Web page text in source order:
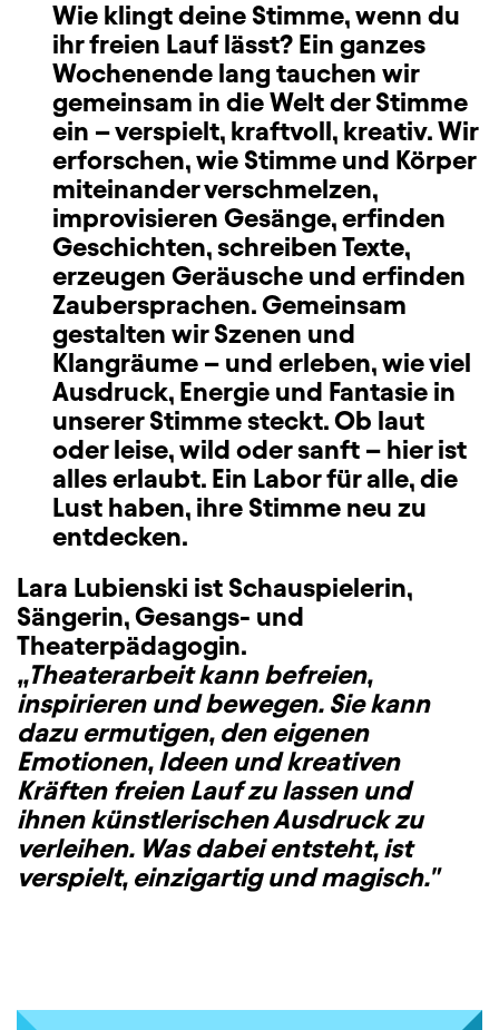
Wie klingt deine Stimme, wenn du
ihr freien Lauf lässt? Ein ganzes
Wochenende lang tauchen wir
gemeinsam in die Welt der Stimme
ein – verspielt, kraftvoll, kreativ. Wir
erforschen, wie Stimme und Körper
miteinander verschmelzen,
improvisieren Gesänge, erfinden
Geschichten, schreiben Texte,
erzeugen Geräusche und erfinden
Zaubersprachen. Gemeinsam
gestalten wir Szenen und
Klangräume – und erleben, wie viel
Ausdruck, Energie und Fantasie in
unserer Stimme steckt. Ob laut
oder leise, wild oder sanft – hier ist
alles erlaubt. Ein Labor für alle, die
Lust haben, ihre Stimme neu zu
entdecken.
Lara Lubienski ist Schauspielerin,
Sängerin, Gesangs- und
Theaterpädagogin.
„Theaterarbeit kann befreien,
inspirieren und bewegen. Sie kann
dazu ermutigen, den eigenen
Emotionen, Ideen und kreativen
Kräften freien Lauf zu lassen und
ihnen künstlerischen Ausdruck zu
verleihen. Was dabei entsteht, ist
verspielt, einzigartig und magisch."